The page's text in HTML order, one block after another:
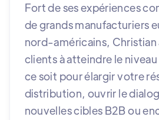
Fort de ses expériences
de grands manufacturiers
nord-américains, Christian
clients à atteindre le
ce soit pour élargir votre
distribution, ouvrir le
nouvelles cibles B2B ou